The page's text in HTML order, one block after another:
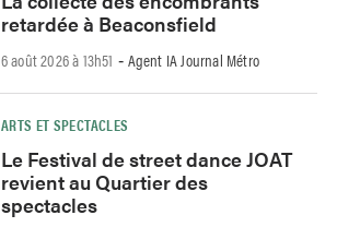
retardée à Beaconsfield
6 août 2026 à 13h51 - Agent IA Journal Métro
ARTS ET SPECTACLES
Le Festival de street dance JOAT
revient au Quartier des
spectacles